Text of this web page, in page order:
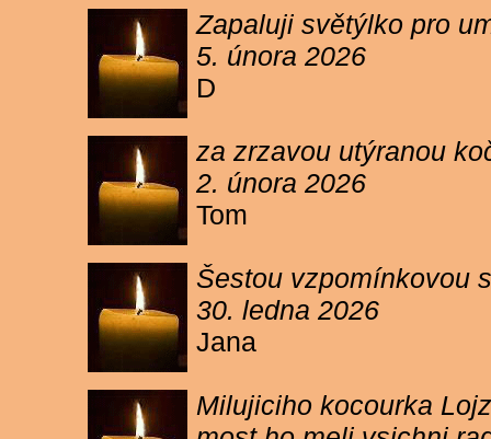
Zapaluji světýlko pro
5. února 2026
D
za zrzavou utýranou
2. února 2026
Tom
Šestou vzpomínkovou
30. ledna 2026
Jana
Milujiciho kocourka